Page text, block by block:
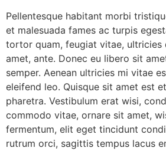
Pellentesque habitant morbi
et malesuada fames ac turpis
tortor quam, feugiat vitae, ultricies
amet, ante. Donec eu libero sit
semper. Aenean ultricies mi vitae
eleifend leo. Quisque sit amet est
pharetra. Vestibulum erat wisi,
commodo vitae, ornare sit amet,
fermentum, elit eget tincidunt
rutrum orci, sagittis tempus lacus